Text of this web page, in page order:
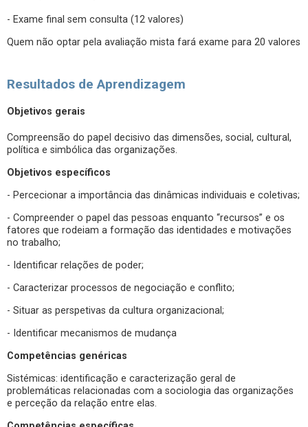
- Exame final sem consulta (12 valores)
Quem não optar pela avaliação mista fará exame para 20 valores
Resultados de Aprendizagem
Objetivos gerais
Compreensão do papel decisivo das dimensões, social, cultural,
política e simbólica das organizações.
Objetivos específicos
- Percecionar a importância das dinâmicas individuais e coletivas;
- Compreender o papel das pessoas enquanto “recursos” e os
fatores que rodeiam a formação das identidades e motivações
no trabalho;
- Identificar relações de poder;
- Caracterizar processos de negociação e conflito;
- Situar as perspetivas da cultura organizacional;
- Identificar mecanismos de mudança
Competências genéricas
Sistémicas: identificação e caracterização geral de
problemáticas relacionadas com a sociologia das organizações
e perceção da relação entre elas.